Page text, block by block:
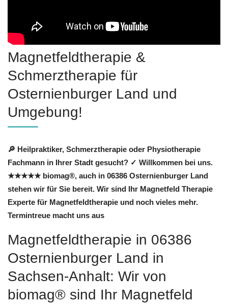
Magnetfeldtherapie &
Schmerztherapie für
Osternienburger Land und
Umgebung!
🔎 Heilpraktiker, Schmerztherapie oder Physiotherapie
Fachmann in Ihrer Stadt gesucht? ✓ Willkommen bei uns.
★★★★★ biomag®, auch in 06386 Osternienburger Land
stehen wir für Sie bereit. Wir sind Ihr Magnetfeld Therapie
Experte für Magnetfeldtherapie und noch vieles mehr.
Termintreue macht uns aus
Magnetfeldtherapie in 06386
Osternienburger Land in
Sachsen-Anhalt: Wir von
biomag® sind Ihr Magnetfeld